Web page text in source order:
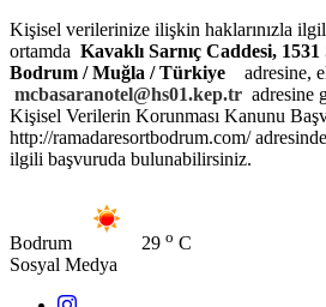
Kişisel verilerinize ilişkin haklarınızla
ortamda Kavaklı Sarnıç Caddesi,
Bodrum / Muğla / Türkiye
adresine,
mcbasaranotel@hs01.kep.tr adresine
Kişisel Verilerin Korunması Kanunu
http://ramadaresortbodrum.com/
ilgili başvuruda bulunabilirsiniz.
Bodrum 29 o C
Sosyal Medya